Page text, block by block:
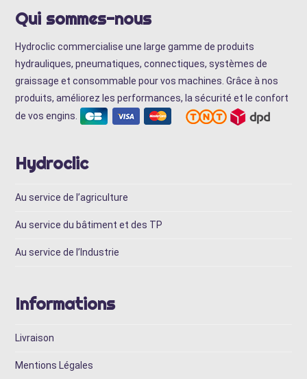
Qui sommes-nous
Hydroclic commercialise une large gamme de produits
hydrauliques, pneumatiques, connectiques, systèmes de
graissage et consommable pour vos machines. Grâce à nos
produits, améliorez les performances, la sécurité et le confort
de vos engins.
Hydroclic
Au service de l’agriculture
Au service du bâtiment et des TP
Au service de l’Industrie
Informations
Livraison
Mentions Légales